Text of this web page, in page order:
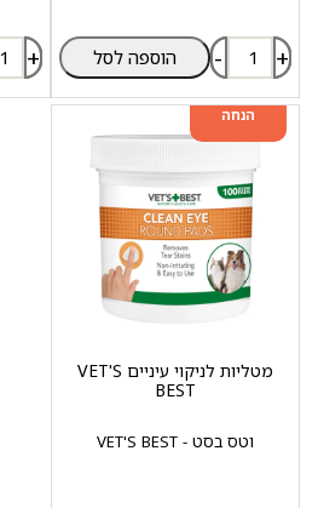
- + הוספה לסל +
מוצר שני ב-20%
הנחה
וטס בסט - VET'S BEST
מטליות לניקוי עיניים VET'S
BEST